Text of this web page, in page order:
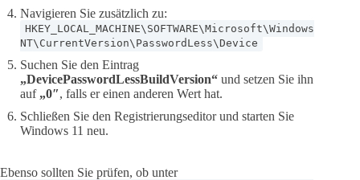
Navigieren Sie zusätzlich zu:
HKEY_LOCAL_MACHINE\SOFTWARE\Microsoft\Windows
NT\CurrentVersion\PasswordLess\Device
Suchen Sie den Eintrag
„DevicePasswordLessBuildVersion“ und setzen Sie ihn
auf „0″, falls er einen anderen Wert hat.
Schließen Sie den Registrierungseditor und starten Sie
Windows 11 neu.
Ebenso sollten Sie prüfen, ob unter